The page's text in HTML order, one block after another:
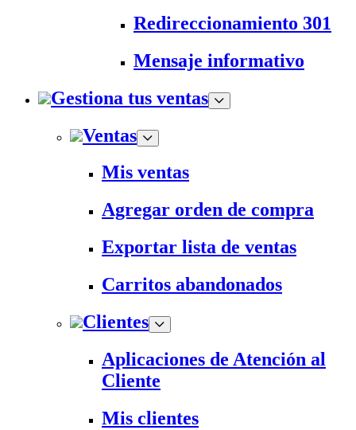
Redireccionamiento 301
Mensaje informativo
Gestiona tus ventas
Ventas
Mis ventas
Agregar orden de compra
Exportar lista de ventas
Carritos abandonados
Clientes
Aplicaciones de Atención al
Cliente
Mis clientes